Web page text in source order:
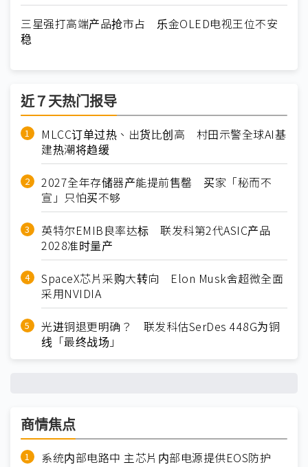
三星强打高端产品抢市占 乐金OLED电视王位不安
稳
近７天热门报导
MLCC订单过热、出货比创高 村田示警全球AI基
建热潮将趋缓
2027全年存储器产能提前售罄 买家「秘而不
宣」只怕买不够
英特尔EMIB良率达标 联发科第2代ASIC产品
2028准时量产
SpaceX芯片采购大转向 Elon Musk舍超微全面
采用NVIDIA
光进铜退更明确？ 联发科估SerDes 448G为铜
线「最终战场」
商情焦点
系统内部电路中 主芯片内部电源提供EOS防护